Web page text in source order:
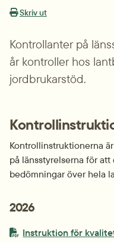
Skriv ut
Kontrollanter på
år kontroller hos
jordbrukarstöd.
Kontroll­instruktionerna
på länsstyrelserna för
bedömningar över hela
2026
PDF-fil.
Instruktion för